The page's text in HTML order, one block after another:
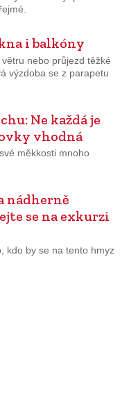
i balkóny
nebo průjezd těžké
výzdoba se z parapetu
Ne každá je
vhodná
měkkosti mnoho
nádherně
se na exkurzi
kdo by se na tento hmyz